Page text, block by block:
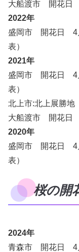
大船渡市 開花日
2022年
盛岡市 開花日 4
表）
2021年
盛岡市 開花日 4
表）
北上市:北上展勝
大船渡市 開花日
2020年
盛岡市 開花日 4
表）
桜の開
2024年
青森市 開花日 4